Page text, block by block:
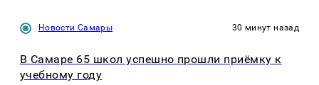
Новости Самары 30 минут назад
В Самаре 65 школ успешно прошли приёмку к
учебному году